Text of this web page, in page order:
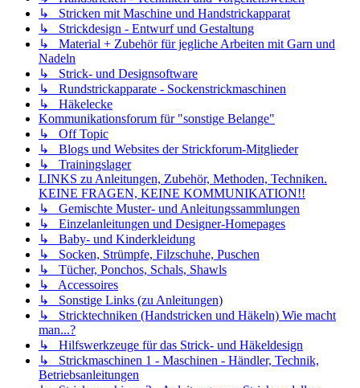
↳ Stricken mit Maschine und Handstrickapparat
↳ Strickdesign - Entwurf und Gestaltung
↳ Material + Zubehör für jegliche Arbeiten mit Garn und
Nadeln
↳ Strick- und Designsoftware
↳ Rundstrickapparate - Sockenstrickmaschinen
↳ Häkelecke
Kommunikationsforum für "sonstige Belange"
↳ Off Topic
↳ Blogs und Websites der Strickforum-Mitglieder
↳ Trainingslager
LINKS zu Anleitungen, Zubehör, Methoden, Techniken.
KEINE FRAGEN, KEINE KOMMUNIKATION!!
↳ Gemischte Muster- und Anleitungssammlungen
↳ Einzelanleitungen und Designer-Homepages
↳ Baby- und Kinderkleidung
↳ Socken, Strümpfe, Filzschuhe, Puschen
↳ Tücher, Ponchos, Schals, Shawls
↳ Accessoires
↳ Sonstige Links (zu Anleitungen)
↳ Stricktechniken (Handstricken und Häkeln) Wie macht
man...?
↳ Hilfswerkzeuge für das Strick- und Häkeldesign
↳ Strickmaschinen 1 - Maschinen - Händler, Technik,
Betriebsanleitungen